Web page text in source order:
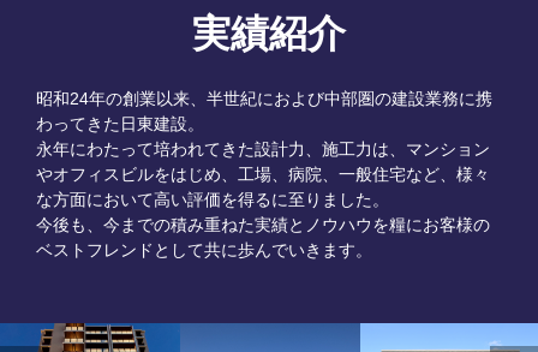
実績紹介
昭和24年の創業以来、半世紀におよび中部圏の建設業務に携
わってきた日東建設。
永年にわたって培われてきた設計力、施工力は、マンション
やオフィスビルをはじめ、工場、病院、一般住宅など、 様々
な方面において高い評価を得るに至りました。
今後も、今までの積み重ねた実績とノウハウを糧にお客様の
ベストフレンドとして共に歩んでいきます。